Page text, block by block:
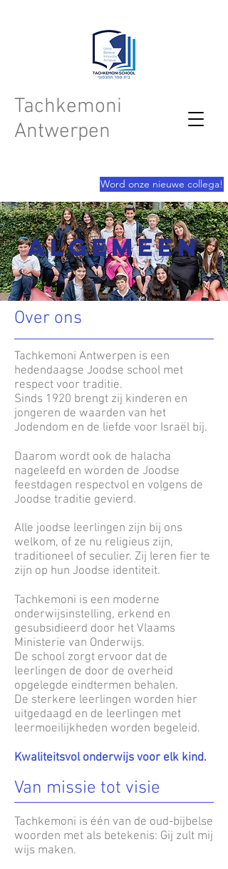
Tachkemoni
Antwerpen
Word onze nieuwe collega!
Van missie tot visie
Tachkemoni is één van de oud-bijbelse
woorden met als betekenis: Gij zult mij
wijs maken.
Over ons
Tachkemoni Antwerpen is een
hedendaagse Joodse school met
respect voor traditie.
Sinds 1920 brengt zij kinderen en
jongeren de waarden van het
Jodendom en de liefde voor Israël bij.
Daarom wordt ook de halacha
nageleefd en worden de Joodse
feestdagen respectvol en volgens de
Joodse traditie gevierd.
Alle joodse leerlingen zijn bij ons
welkom, of ze nu religieus zijn,
traditioneel of seculier. Zij leren fier te
zijn op hun Joodse identiteit.
Tachkemoni is een moderne
onderwijsinstelling, erkend en
gesubsidieerd door het Vlaams
Ministerie van Onderwijs.
De school zorgt ervoor dat de
leerlingen de door de overheid
opgelegde eindtermen behalen.
De sterkere leerlingen worden hier
uitgedaagd en de leerlingen met
leermoeilijkheden worden begeleid.
Kwaliteitsvol onderwijs voor elk kind.
Algemeen